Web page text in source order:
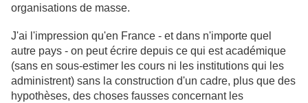
organisations de masse.
J'ai l'impression qu'en France - et dans n'importe quel
autre pays - on peut écrire depuis ce qui est académique
(sans en sous-estimer les cours ni les institutions qui les
administrent) sans la construction d'un cadre, plus que des
hypothèses, des choses fausses concernant les